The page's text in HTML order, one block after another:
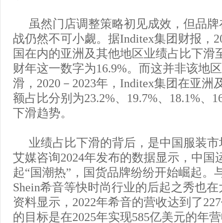
虽然门店调整策略初见成效，但品
战仍然不可小觑。据Inditex集团财报，
国在内的亚洲及其他地区业绩占比下滑
财年这一数字为16.9%。而这并非该地
滑，2020－2023年，Inditex集团在亚洲
额占比分别为23.2%、19.7%、18.1%、
下滑趋势。
业绩占比下滑的背后，是中国服装
艾媒咨询2024年发布的数据显示，中国
起“国潮热”，国货品牌纷纷开始崛起。
Shein希音等快时尚行业的后起之秀也
资料显示，2022年希音的营收达到了
的目标是在2025年实现585亿美元的年